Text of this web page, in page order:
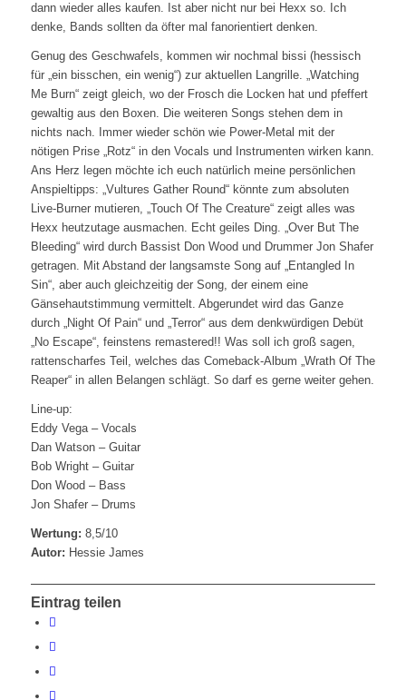
dann wieder alles kaufen. Ist aber nicht nur bei Hexx so. Ich
denke, Bands sollten da öfter mal fanorientiert denken.
Genug des Geschwafels, kommen wir nochmal bissi (hessisch
für „ein bisschen, ein wenig“) zur aktuellen Langrille. „Watching
Me Burn“ zeigt gleich, wo der Frosch die Locken hat und pfeffert
gewaltig aus den Boxen. Die weiteren Songs stehen dem in
nichts nach. Immer wieder schön wie Power-Metal mit der
nötigen Prise „Rotz“ in den Vocals und Instrumenten wirken kann.
Ans Herz legen möchte ich euch natürlich meine persönlichen
Anspieltipps: „Vultures Gather Round“ könnte zum absoluten
Live-Burner mutieren, „Touch Of The Creature“ zeigt alles was
Hexx heutzutage ausmachen. Echt geiles Ding. „Over But The
Bleeding“ wird durch Bassist Don Wood und Drummer Jon Shafer
getragen. Mit Abstand der langsamste Song auf „Entangled In
Sin“, aber auch gleichzeitig der Song, der einem eine
Gänsehautstimmung vermittelt. Abgerundet wird das Ganze
durch „Night Of Pain“ und „Terror“ aus dem denkwürdigen Debüt
„No Escape“, feinstens remastered!! Was soll ich groß sagen,
rattenscharfes Teil, welches das Comeback-Album „Wrath Of The
Reaper“ in allen Belangen schlägt. So darf es gerne weiter gehen.
Line-up:
Eddy Vega – Vocals
Dan Watson – Guitar
Bob Wright – Guitar
Don Wood – Bass
Jon Shafer – Drums
Wertung: 8,5/10
Autor: Hessie James
Eintrag teilen